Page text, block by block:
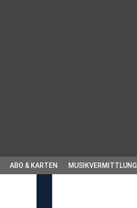
ABO & KARTEN MUSIKVERMITTLUNG